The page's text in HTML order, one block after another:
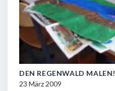
DEN REGENWALD MALEN!
23 März 2009